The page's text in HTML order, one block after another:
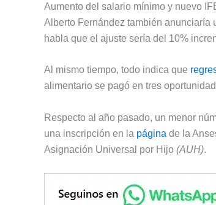
Aumento del salario mínimo y nuevo
Alberto Fernández también anunciaría
habla que el ajuste sería del 10%
Al mismo tiempo, todo indica que
alimentario se pagó en tres
Respecto al año pasado, un menor
una inscripción en la página de la
Asignación Universal por Hijo (AUH).